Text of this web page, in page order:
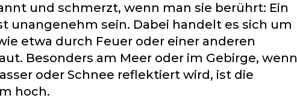
und schmerzt, wenn man sie berührt: Ein
unangenehm sein. Dabei handelt es sich um
etwa durch Feuer oder einer anderen
Besonders am Meer oder im Gebirge, wenn
oder Schnee reflektiert wird, ist die
hoch.